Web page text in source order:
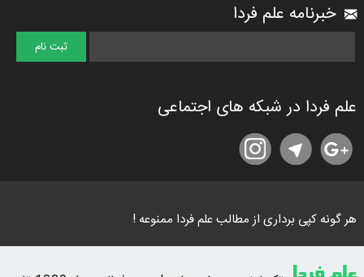
خبرنامه علم فردا
علم فردا در شبکه های اجتماعی
هر گونه کپی برداری از مطالب علم فردا ممنوعه !